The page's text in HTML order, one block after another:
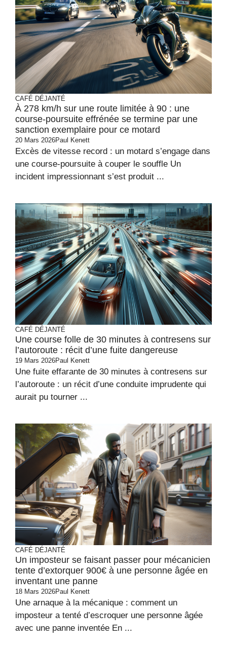
CAFÉ DÉJANTÉ
À 278 km/h sur une route limitée à 90 : une
course-poursuite effrénée se termine par une
sanction exemplaire pour ce motard
20 Mars 2026Paul Kenett
Excès de vitesse record : un motard s’engage dans
une course-poursuite à couper le souffle Un
incident impressionnant s’est produit ...
CAFÉ DÉJANTÉ
Une course folle de 30 minutes à contresens sur
l’autoroute : récit d’une fuite dangereuse
19 Mars 2026Paul Kenett
Une fuite effarante de 30 minutes à contresens sur
l’autoroute : un récit d’une conduite imprudente qui
aurait pu tourner ...
CAFÉ DÉJANTÉ
Un imposteur se faisant passer pour mécanicien
tente d’extorquer 900€ à une personne âgée en
inventant une panne
18 Mars 2026Paul Kenett
Une arnaque à la mécanique : comment un
imposteur a tenté d’escroquer une personne âgée
avec une panne inventée En ...